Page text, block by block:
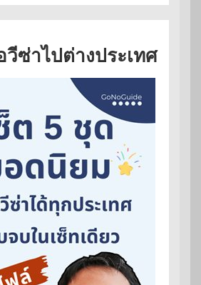
วีซ่าไปต่างประเทศ